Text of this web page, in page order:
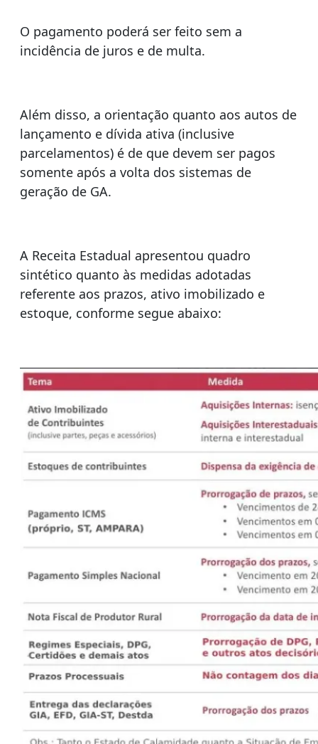
O pagamento poderá ser feito sem a
incidência de juros e de multa.
Além disso, a orientação quanto aos autos de
lançamento e dívida ativa (inclusive
parcelamentos) é de que devem ser pagos
somente após a volta dos sistemas de
geração de GA.
A Receita Estadual apresentou quadro
sintético quanto às medidas adotadas
referente aos prazos, ativo imobilizado e
estoque, conforme segue abaixo: